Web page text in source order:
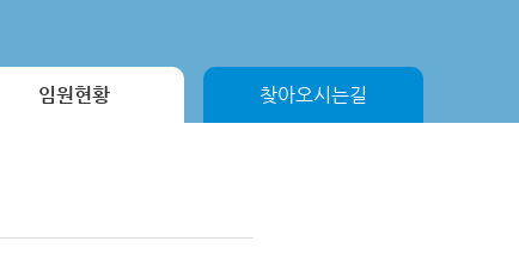
임원현황 찾아오시는길